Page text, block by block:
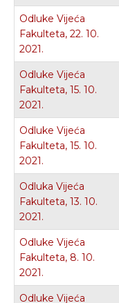
Odluke Vijeća
Fakulteta, 22. 10.
2021.
Odluke Vijeća
Fakulteta, 15. 10.
2021.
Odluke Vijeća
Fakulteta, 15. 10.
2021.
Odluka Vijeća
Fakulteta, 13. 10.
2021.
Odluke Vijeća
Fakulteta, 8. 10.
2021.
Odluke Vijeća